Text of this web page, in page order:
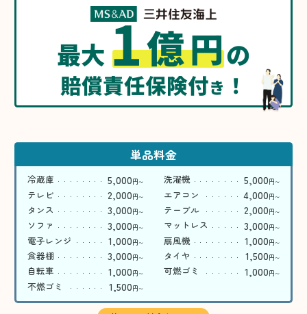
最大1億円の
賠償責任保険付き ！
単品料金
冷蔵庫 5,000円〜 洗濯機 5,000円〜
テレビ 2,000円〜 エアコン 4,000円〜
タンス 3,000円〜 テーブル 2,000円〜
ソファ 3,000円〜 マットレス 3,000円〜
電子レンジ 1,000円〜 扇風機 1,000円〜
食器棚 3,000円〜 タイヤ 1,500円〜
自転車 1,000円〜 可燃ゴミ 1,000円〜
不燃ゴミ 1,500円〜